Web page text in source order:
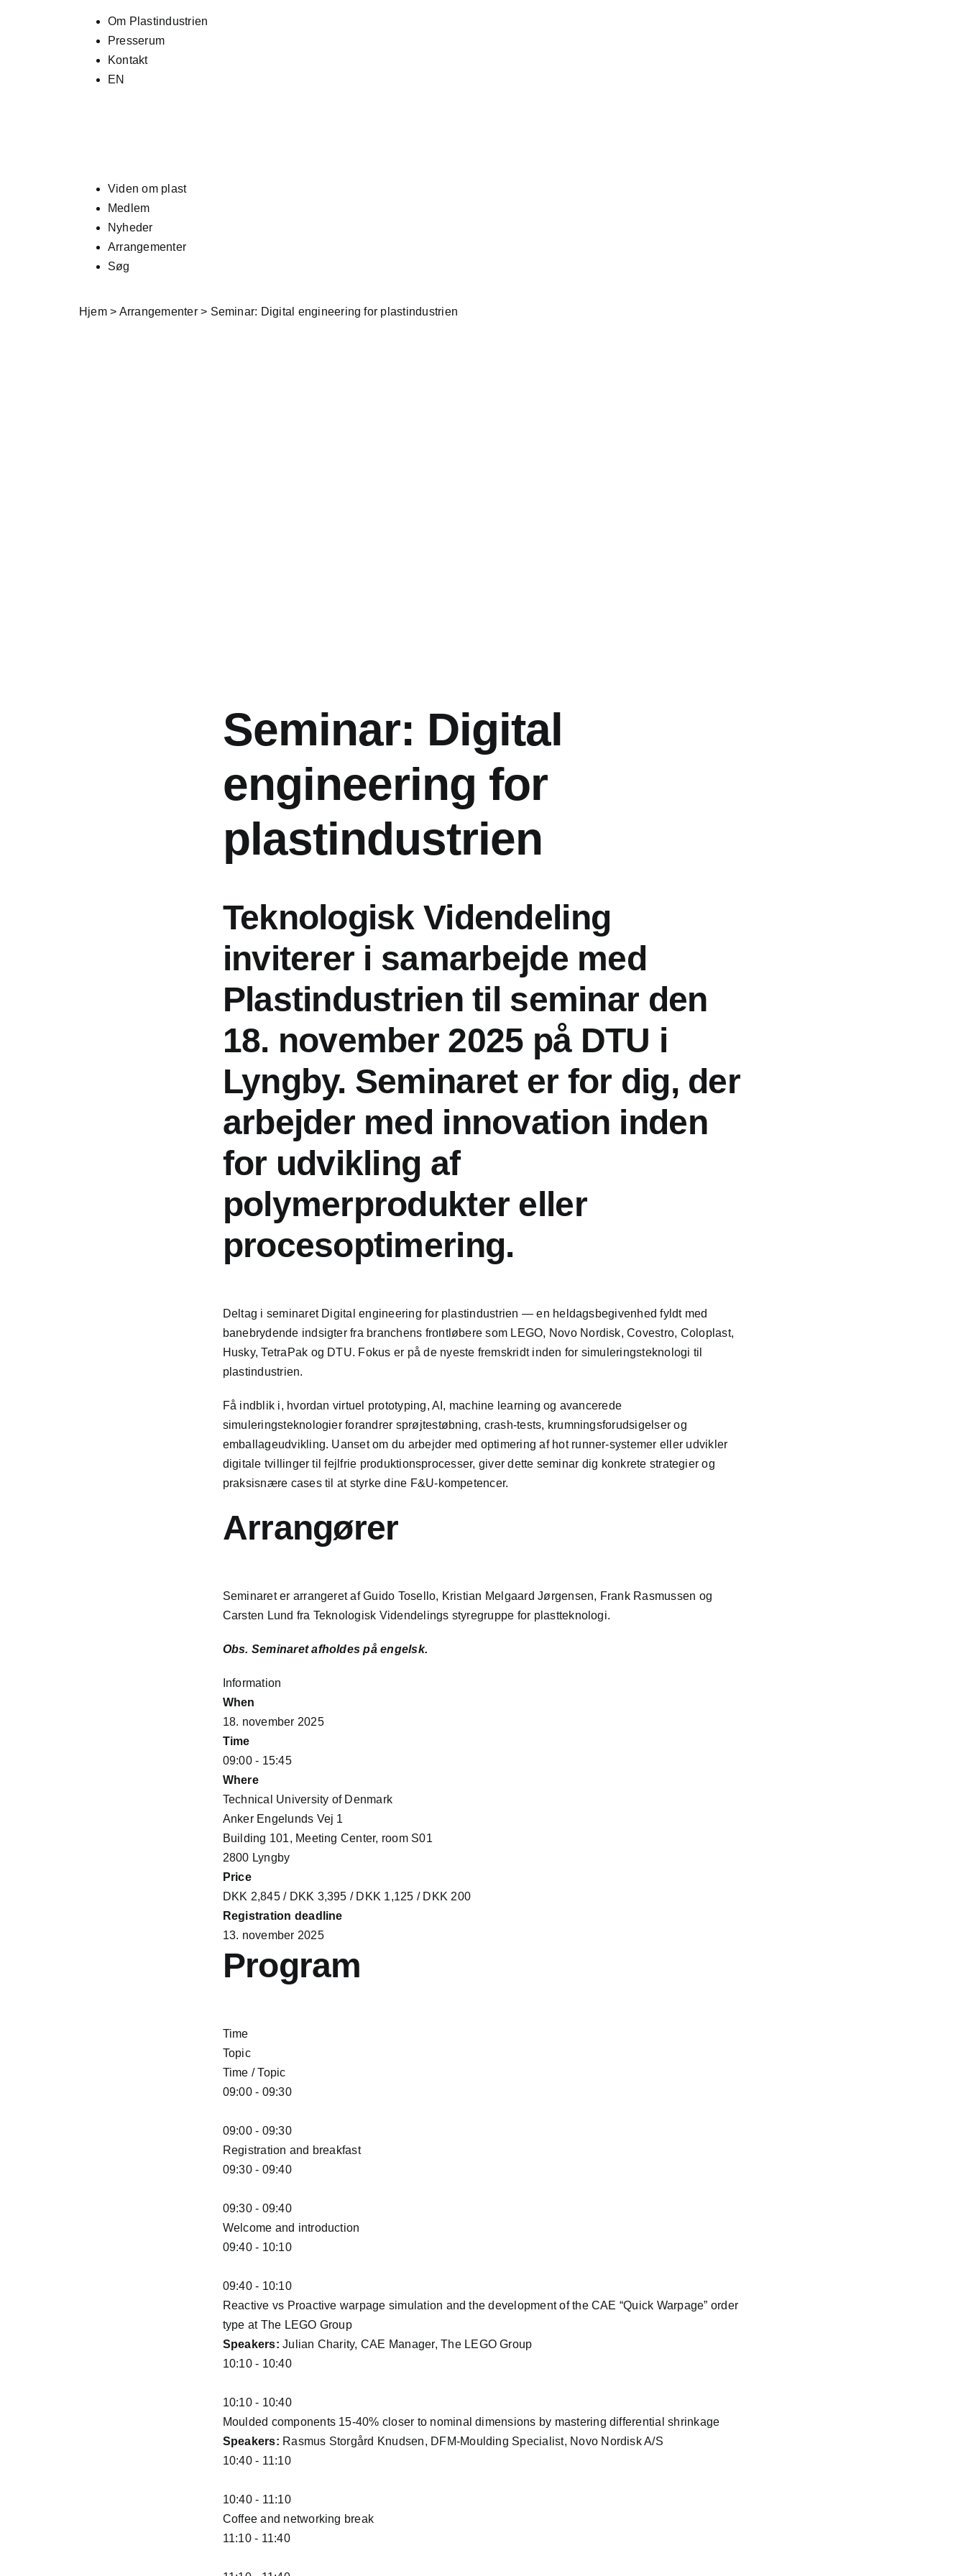
Om Plastindustrien
Presserum
Kontakt
EN
Viden om plast
Medlem
Nyheder
Arrangementer
Søg
Hjem> Arrangementer> Seminar: Digital engineering for plastindustrien
Seminar: Digital
engineering for
plastindustrien
Teknologisk Videndeling
inviterer i samarbejde med
Plastindustrien til seminar den
18. november 2025 på DTU i
Lyngby. Seminaret er for dig, der
arbejder med innovation inden
for udvikling af
polymerprodukter eller
procesoptimering.
Deltag i seminaret Digital engineering for plastindustrien — en heldagsbegivenhed fyldt med
banebrydende indsigter fra branchens frontløbere som LEGO, Novo Nordisk, Covestro, Coloplast,
Husky, TetraPak og DTU. Fokus er på de nyeste fremskridt inden for simuleringsteknologi til
plastindustrien.
Få indblik i, hvordan virtuel prototyping, AI, machine learning og avancerede
simuleringsteknologier forandrer sprøjtestøbning, crash-tests, krumningsforudsigelser og
emballageudvikling. Uanset om du arbejder med optimering af hot runner-systemer eller udvikler
digitale tvillinger til fejlfrie produktionsprocesser, giver dette seminar dig konkrete strategier og
praksisnære cases til at styrke dine F&U-kompetencer.
Arrangører
Seminaret er arrangeret af Guido Tosello, Kristian Melgaard Jørgensen, Frank Rasmussen og
Carsten Lund fra Teknologisk Videndelings styregruppe for plastteknologi.
Obs. Seminaret afholdes på engelsk.
Information
When
18. november 2025
Time
09:00 - 15:45
Where
Technical University of Denmark
Anker Engelunds Vej 1
Building 101, Meeting Center, room S01
2800 Lyngby
Price
DKK 2,845 / DKK 3,395 / DKK 1,125 / DKK 200
Registration deadline
13. november 2025
Program
Time
Topic
Time / Topic
09:00 - 09:30
09:00 - 09:30
Registration and breakfast
09:30 - 09:40
09:30 - 09:40
Welcome and introduction
09:40 - 10:10
09:40 - 10:10
Reactive vs Proactive warpage simulation and the development of the CAE “Quick Warpage” order
type at The LEGO Group
Speakers:Julian Charity, CAE Manager, The LEGO Group
10:10 - 10:40
10:10 - 10:40
Moulded components 15-40% closer to nominal dimensions by mastering differential shrinkage
Speakers: Rasmus Storgård Knudsen, DFM-Moulding Specialist, Novo Nordisk A/S
10:40 - 11:10
10:40 - 11:10
Coffee and networking break
11:10 - 11:40